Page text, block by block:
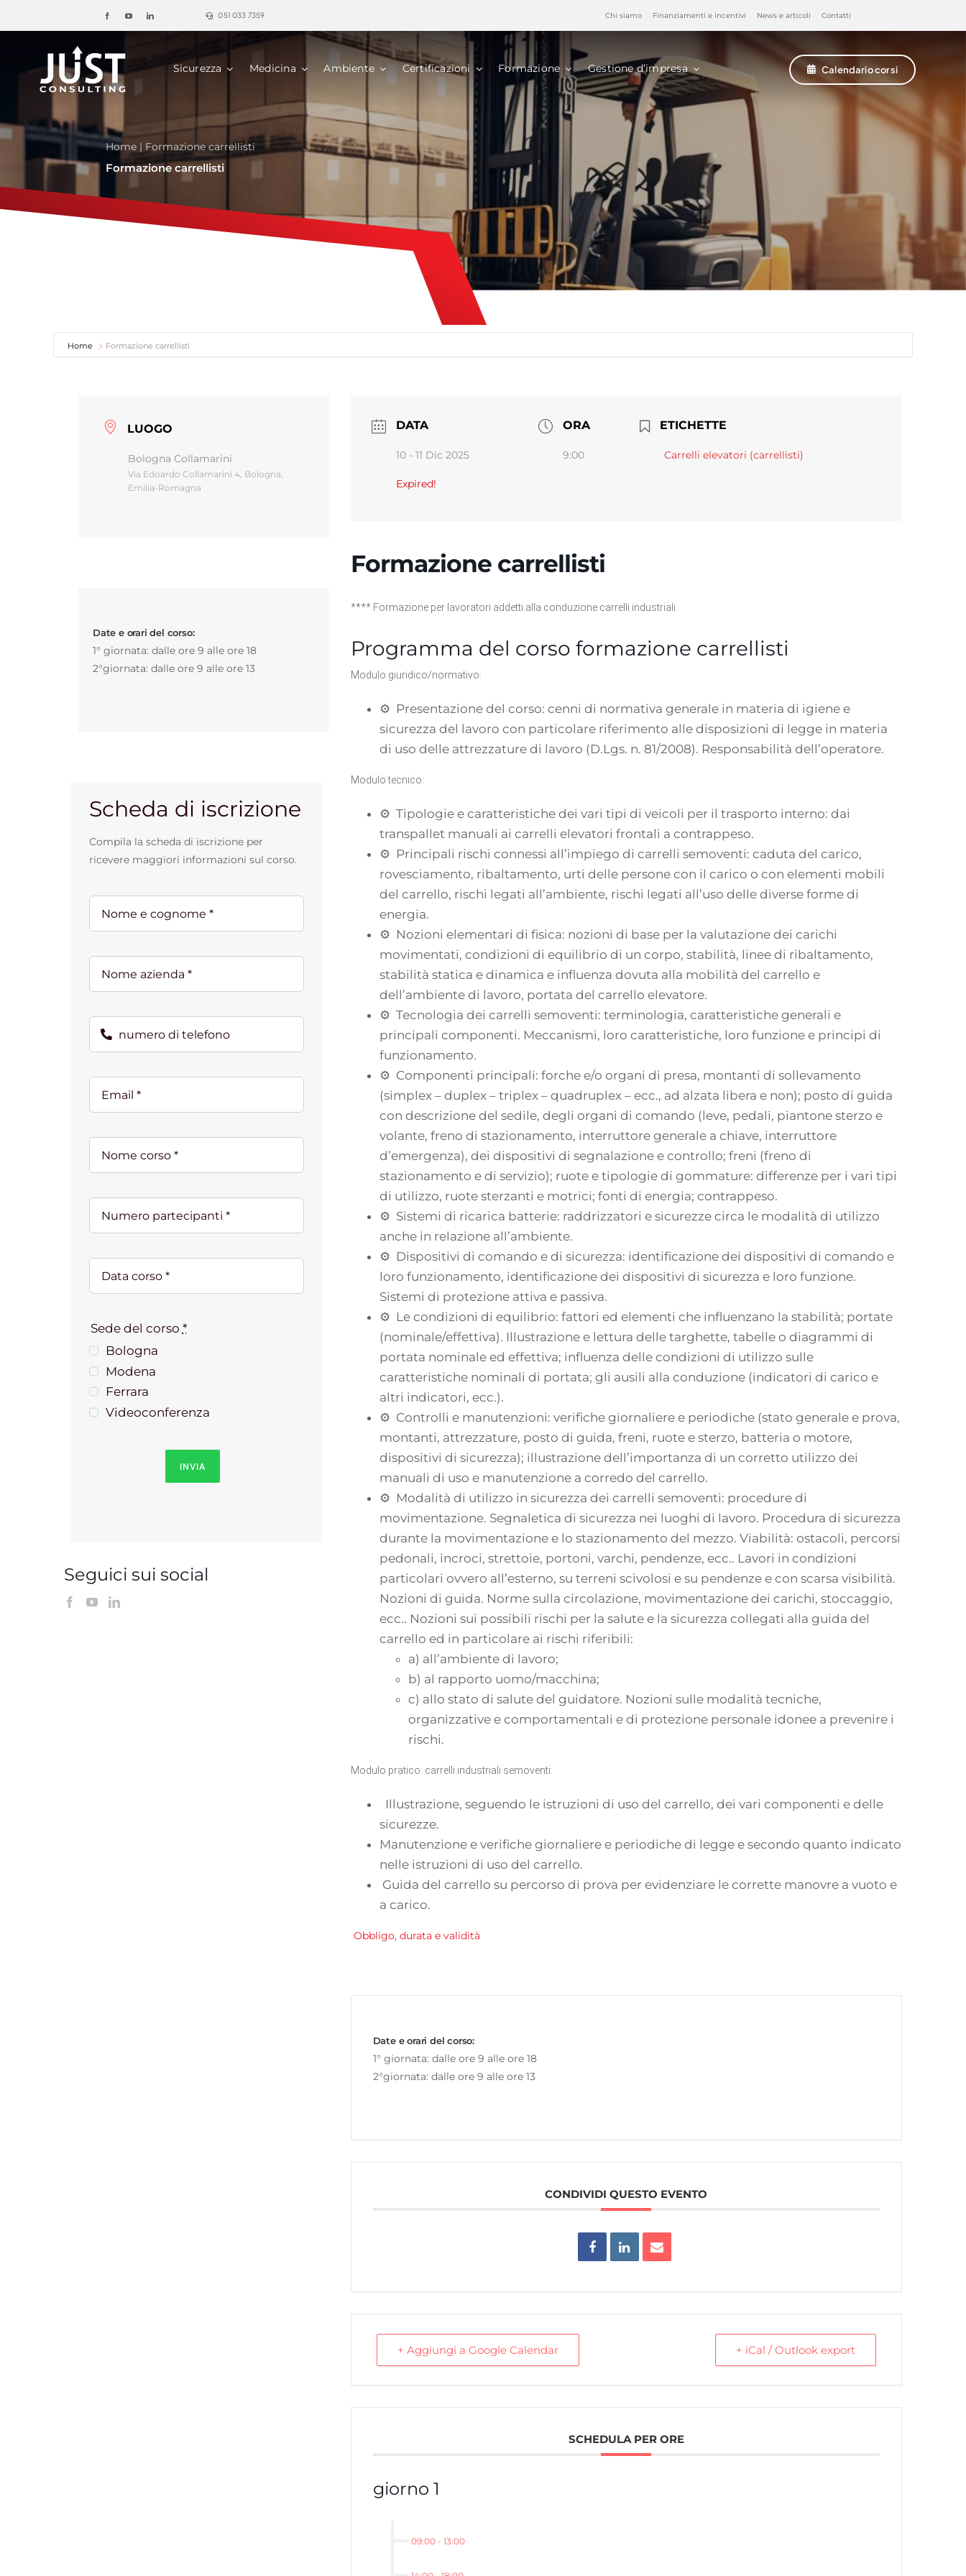
al
contenuto
051 033 7359 Chi siamo Finanziamenti e incentivi News e articoli Contatti
Sicurezza Medicina Ambiente Certificazioni Formazione Gestione d’impresa Calendario corsi
Home | Formazione carrellisti
Formazione carrellisti
Home Formazione carrellisti
LUOGO
Bologna Collamarini
Via Edoardo Collamarini 4, Bologna,
Emilia-Romagna
Date e orari del corso:
1° giornata: dalle ore 9 alle ore 18
2°giornata: dalle ore 9 alle ore 13
Scheda di iscrizione
Compila la scheda di iscrizione per
ricevere maggiori informazioni sul corso.
Sede del corso *
Bologna
Modena
Ferrara
Videoconferenza
INVIA
Seguici sui social
DATA
10 - 11 Dic 2025
Expired!
ORA
9:00
ETICHETTE
Carrelli elevatori (carrellisti)
Formazione carrellisti
**** Formazione per lavoratori addetti alla conduzione carrelli industriali.
Programma del corso formazione carrellisti
Modulo giuridico/normativo:
⚙ Presentazione del corso: cenni di normativa generale in materia di igiene e
sicurezza del lavoro con particolare riferimento alle disposizioni di legge in materia
di uso delle attrezzature di lavoro (D.Lgs. n. 81/2008). Responsabilità dell’operatore.
Modulo tecnico:
⚙ Tipologie e caratteristiche dei vari tipi di veicoli per il trasporto interno: dai
transpallet manuali ai carrelli elevatori frontali a contrappeso.
⚙ Principali rischi connessi all’impiego di carrelli semoventi: caduta del carico,
rovesciamento, ribaltamento, urti delle persone con il carico o con elementi mobili
del carrello, rischi legati all’ambiente, rischi legati all’uso delle diverse forme di
energia.
⚙ Nozioni elementari di fisica: nozioni di base per la valutazione dei carichi
movimentati, condizioni di equilibrio di un corpo, stabilità, linee di ribaltamento,
stabilità statica e dinamica e influenza dovuta alla mobilità del carrello e
dell’ambiente di lavoro, portata del carrello elevatore.
⚙ Tecnologia dei carrelli semoventi: terminologia, caratteristiche generali e
principali componenti. Meccanismi, loro caratteristiche, loro funzione e principi di
funzionamento.
⚙ Componenti principali: forche e/o organi di presa, montanti di sollevamento
(simplex – duplex – triplex – quadruplex – ecc., ad alzata libera e non); posto di guida
con descrizione del sedile, degli organi di comando (leve, pedali, piantone sterzo e
volante, freno di stazionamento, interruttore generale a chiave, interruttore
d’emergenza), dei dispositivi di segnalazione e controllo; freni (freno di
stazionamento e di servizio); ruote e tipologie di gommature: differenze per i vari tipi
di utilizzo, ruote sterzanti e motrici; fonti di energia; contrappeso.
⚙ Sistemi di ricarica batterie: raddrizzatori e sicurezze circa le modalità di utilizzo
anche in relazione all’ambiente.
⚙ Dispositivi di comando e di sicurezza: identificazione dei dispositivi di comando e
loro funzionamento, identificazione dei dispositivi di sicurezza e loro funzione.
Sistemi di protezione attiva e passiva.
⚙ Le condizioni di equilibrio: fattori ed elementi che influenzano la stabilità; portate
(nominale/effettiva). Illustrazione e lettura delle targhette, tabelle o diagrammi di
portata nominale ed effettiva; influenza delle condizioni di utilizzo sulle
caratteristiche nominali di portata; gli ausili alla conduzione (indicatori di carico e
altri indicatori, ecc.).
⚙ Controlli e manutenzioni: verifiche giornaliere e periodiche (stato generale e prova,
montanti, attrezzature, posto di guida, freni, ruote e sterzo, batteria o motore,
dispositivi di sicurezza); illustrazione dell’importanza di un corretto utilizzo dei
manuali di uso e manutenzione a corredo del carrello.
⚙ Modalità di utilizzo in sicurezza dei carrelli semoventi: procedure di
movimentazione. Segnaletica di sicurezza nei luoghi di lavoro. Procedura di sicurezza
durante la movimentazione e lo stazionamento del mezzo. Viabilità: ostacoli, percorsi
pedonali, incroci, strettoie, portoni, varchi, pendenze, ecc.. Lavori in condizioni
particolari ovvero all’esterno, su terreni scivolosi e su pendenze e con scarsa visibilità.
Nozioni di guida. Norme sulla circolazione, movimentazione dei carichi, stoccaggio,
ecc.. Nozioni sui possibili rischi per la salute e la sicurezza collegati alla guida del
carrello ed in particolare ai rischi riferibili:
a) all’ambiente di lavoro;
b) al rapporto uomo/macchina;
c) allo stato di salute del guidatore. Nozioni sulle modalità tecniche,
organizzative e comportamentali e di protezione personale idonee a prevenire i
rischi.
Modulo pratico: carrelli industriali semoventi:
Illustrazione, seguendo le istruzioni di uso del carrello, dei vari componenti e delle
sicurezze.
Manutenzione e verifiche giornaliere e periodiche di legge e secondo quanto indicato
nelle istruzioni di uso del carrello.
Guida del carrello su percorso di prova per evidenziare le corrette manovre a vuoto e
a carico.
Obbligo, durata e validità
Date e orari del corso:
1° giornata: dalle ore 9 alle ore 18
2°giornata: dalle ore 9 alle ore 13
CONDIVIDI QUESTO EVENTO
+ Aggiungi a Google Calendar + iCal / Outlook export
SCHEDULA PER ORE
giorno 1
09:00- 13:00